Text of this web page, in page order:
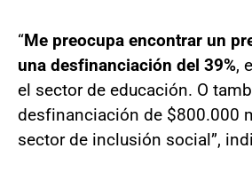
“Me preocupa encontrar un
una desfinanciación del 39%,
el sector de educación. O
desfinanciación de $800.000
sector de inclusión social”,